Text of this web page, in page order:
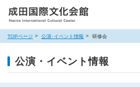
TOPページ 公演･イベント情報 研修会
公演・イベント情報